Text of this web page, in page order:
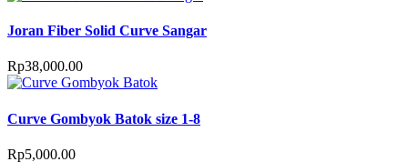
Joran Fiber Solid Curve Sangar
Rp38,000.00
Curve Gombyok Batok size 1-8
Rp5,000.00